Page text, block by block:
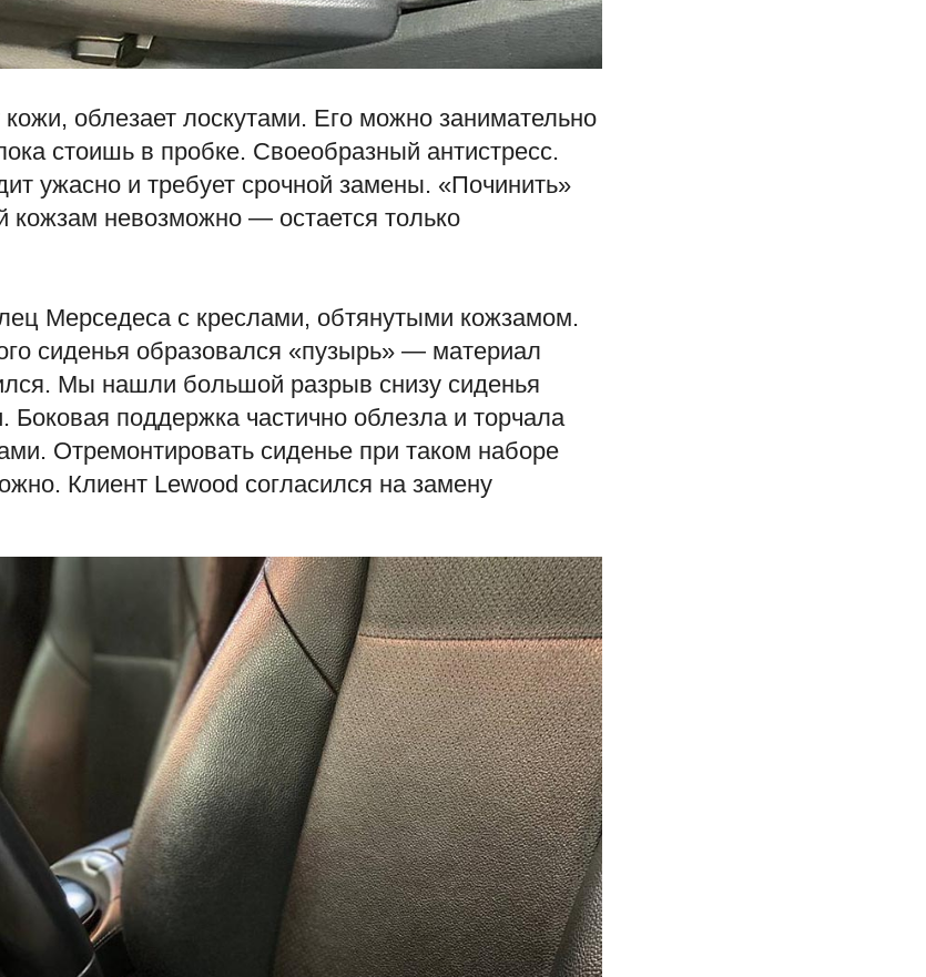
облезает лоскутами. Его можно занимательно
стоишь в пробке. Своеобразный антистресс.
ужасно и требует срочной замены. «Починить»
кожзам невозможно — остается только
Мерседеса с креслами, обтянутыми кожзамом.
сиденья образовался «пузырь» — материал
Мы нашли большой разрыв снизу сиденья
Боковая поддержка частично облезла и торчала
Отремонтировать сиденье при таком наборе
Клиент Lewood согласился на замену